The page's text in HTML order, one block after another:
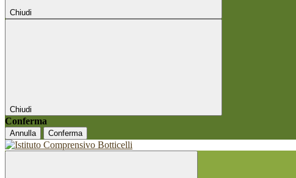
Chiudi
Chiudi
Conferma
Annulla Conferma